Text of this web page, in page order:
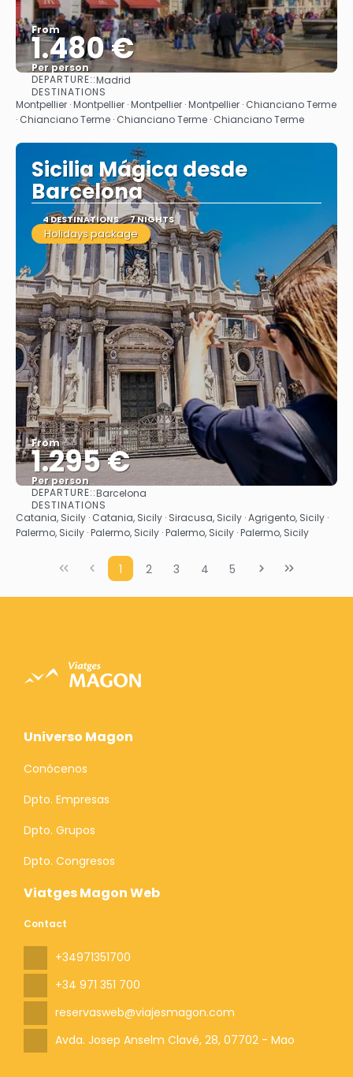
From
1.480 €
Per person
DEPARTURE::Madrid
DESTINATIONS
Montpellier · Montpellier · Montpellier · Montpellier · Chianciano Terme
· Chianciano Terme · Chianciano Terme · Chianciano Terme
Sicilia Mágica desde
Barcelona
4 DESTINATIONS 7 NIGHTS
Holidays package
From
1.295 €
Per person
DEPARTURE::Barcelona
DESTINATIONS
Catania, Sicily · Catania, Sicily · Siracusa, Sicily · Agrigento, Sicily ·
Palermo, Sicily · Palermo, Sicily · Palermo, Sicily · Palermo, Sicily
1 2 3 4 5
Viatges Magon Web
Contact
+34971351700
+34 971 351 700
reservasweb@viajesmagon.com
Avda. Josep Anselm Clavé, 28, 07702 - Mao
Universo Magon
Conócenos
Dpto. Empresas
Dpto. Grupos
Dpto. Congresos